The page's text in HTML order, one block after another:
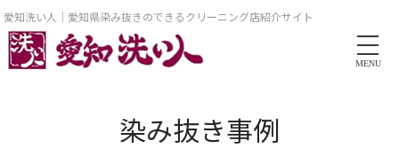
愛知洗い人｜愛知県染み抜きのできるクリーニング店紹介サイト
MENU
染み抜き事例